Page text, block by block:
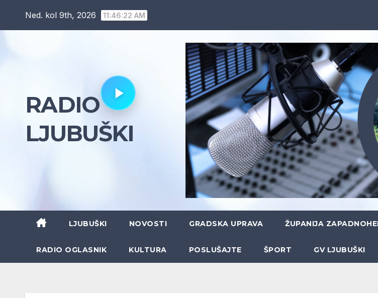
Ned. kol 9th, 2026 11:46:23 AM
RADIO
LJUBUŠKI
LJUBUŠKI NOVOSTI GRADSKA UPRAVA ŽUPANIJA
RADIO OGLASNIK KULTURA POSLUŠAJTE ŠPORT GV LJUBUŠKI